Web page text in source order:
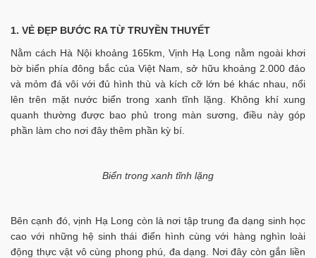
1. VẺ ĐẸP BƯỚC RA TỪ TRUYỀN THUYẾT
Nằm cách Hà Nội khoảng 165km, Vịnh Hạ Long nằm ngoài khơi
bờ biển phía đông bắc của Việt Nam, sở hữu khoảng 2.000 đảo
và mỏm đá vôi với đủ hình thù và kích cỡ lớn bé khác nhau, nổi
lên trên mặt nước biển trong xanh tĩnh lặng. Không khí xung
quanh thường được bao phủ trong màn sương, điều này góp
phần làm cho nơi đây thêm phần kỳ bí.
Biển trong xanh tĩnh lặng
Bên cạnh đó, vịnh Hạ Long còn là nơi tập trung đa dạng sinh học
cao với những hệ sinh thái điển hình cùng với hàng nghìn loài
động thực vật vô cùng phong phú, đa dạng. Nơi đây còn gắn liền